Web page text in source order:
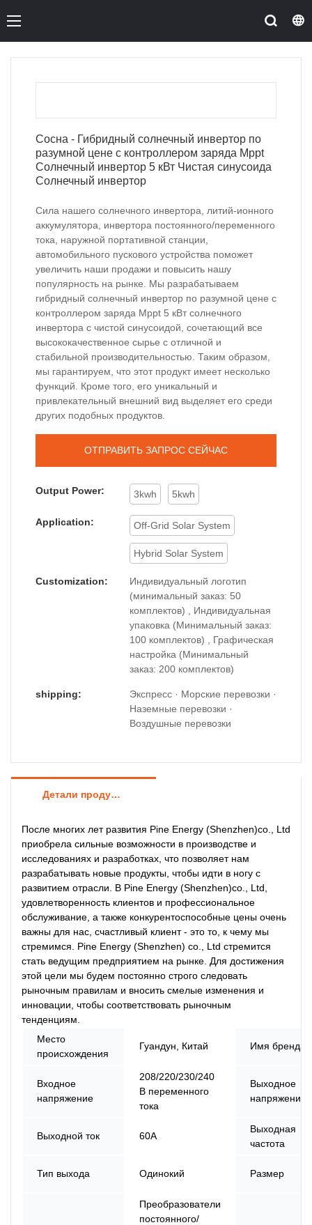
Сосна - Гибридный солнечный инвертор по
разумной цене с контроллером заряда Mppt
Солнечный инвертор 5 кВт Чистая синусоида
Солнечный инвертор
Сила нашего солнечного инвертора, литий-ионного
аккумулятора, инвертора постоянного/переменного
тока, наружной портативной станции,
автомобильного пускового устройства поможет
увеличить наши продажи и повысить нашу
популярность на рынке. Мы разрабатываем
гибридный солнечный инвертор по разумной цене с
контроллером заряда Mppt 5 кВт солнечного
инвертора с чистой синусоидой, сочетающий все
высококачественное сырье с отличной и
стабильной производительностью. Таким образом,
мы гарантируем, что этот продукт имеет несколько
функций. Кроме того, его уникальный и
привлекательный внешний вид выделяет его среди
других подобных продуктов.
ОТПРАВИТЬ ЗАПРОС СЕЙЧАС
Output Power: 3kwh 5kwh
Application: Off-Grid Solar System
Hybrid Solar System
Customization:
Индивидуальный логотип
(минимальный заказ: 50
комплектов) , Индивидуальная
упаковка (Минимальный заказ:
100 комплектов) , Графическая
настройка (Минимальный
заказ: 200 комплектов)
shipping:
Экспресс · Морские перевозки ·
Наземные перевозки ·
Воздушные перевозки
Детали продуктов
После многих лет развития Pine Energy (Shenzhen)co., Ltd
приобрела сильные возможности в производстве и
исследованиях и разработках, что позволяет нам
разрабатывать новые продукты, чтобы идти в ногу с
развитием отрасли. В Pine Energy (Shenzhen)co., Ltd,
удовлетворенность клиентов и профессиональное
обслуживание, а также конкурентоспособные цены очень
важны для нас, счастливый клиент - это то, к чему мы
стремимся. Pine Energy (Shenzhen) co., Ltd стремится
стать ведущим предприятием на рынке. Для достижения
этой цели мы будем постоянно строго следовать
рыночным правилам и вносить смелые изменения и
инновации, чтобы соответствовать рыночным
тенденциям.
Место
происхождения
Гуандун, Китай Имя бренда
Входное
напряжение
208/220/230/240
В переменного
тока
Выходное
напряжение
Выходной ток 60А
Выходная
частота
Тип выхода Одинокий Размер
Преобразователи
постоянного/